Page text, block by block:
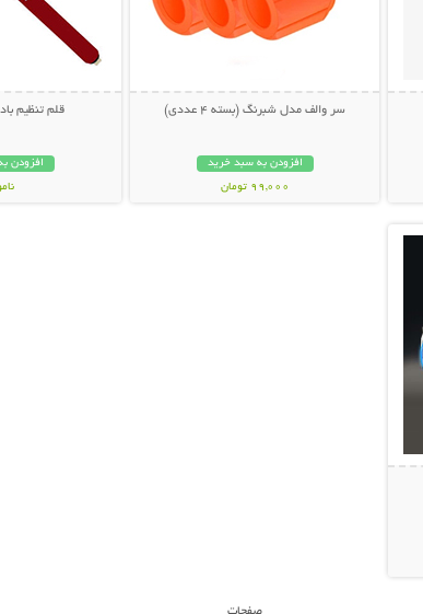
سر والف مدل شبرنگ (بسته 4 عددی)
افزودن به سبد خرید
99,000 تومان
قلم تنظیم
افزودن